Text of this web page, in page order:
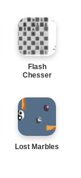
Flash
Chesser
Lost Marbles